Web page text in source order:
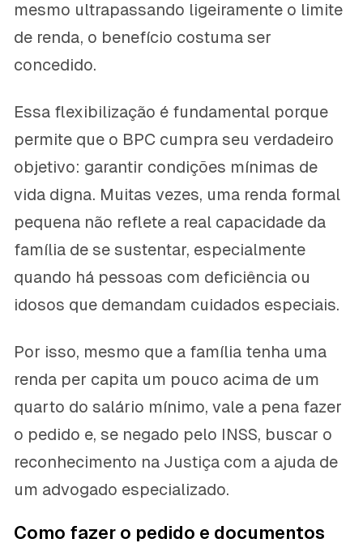
mesmo ultrapassando ligeiramente o limite
de renda, o benefício costuma ser
concedido.
Essa flexibilização é fundamental porque
permite que o BPC cumpra seu verdadeiro
objetivo: garantir condições mínimas de
vida digna. Muitas vezes, uma renda formal
pequena não reflete a real capacidade da
família de se sustentar, especialmente
quando há pessoas com deficiência ou
idosos que demandam cuidados especiais.
Por isso, mesmo que a família tenha uma
renda per capita um pouco acima de um
quarto do salário mínimo, vale a pena fazer
o pedido e, se negado pelo INSS, buscar o
reconhecimento na Justiça com a ajuda de
um advogado especializado.
Como fazer o pedido e documentos